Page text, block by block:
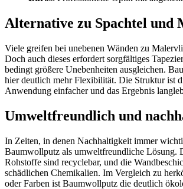
Alternative zu Spachtel und
Viele greifen bei unebenen Wänden zu
Doch auch dieses erfordert sorgfältiges
bedingt größere Unebenheiten ausgleichen.
hier deutlich mehr Flexibilität. Die Struktur ist
Anwendung einfacher und das Ergebnis
Umweltfreundlich und
In Zeiten, in denen Nachhaltigkeit immer
Baumwollputz als umweltfreundliche Lösung.
Rohstoffe sind recyclebar, und die
schädlichen Chemikalien. Im Vergleich zu
oder Farben ist Baumwollputz die deutlich